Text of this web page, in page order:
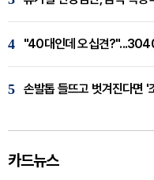
4 "40대인데 오십견
5 손발톱 들뜨고 벗겨진다면
카드뉴스